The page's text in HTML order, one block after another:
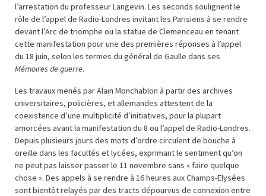
l’arrestation du professeur Langevin. Les seconds soulignent le
rôle de l’appel de Radio-Londres invitant les Parisiens à se rendre
devant l’Arc de triomphe ou la statue de Clemenceau en tenant
cette manifestation pour une des premières réponses à l’appel
du 18 juin, selon les termes du général de Gaulle dans ses
Mémoires de guerre.
Les travaux menés par Alain Monchablon à partir des archives
universitaires, policières, et allemandes attestent de la
coexistence d’une multiplicité d’initiatives, pour la plupart
amorcées avant la manifestation du 8 ou l’appel de Radio-Londres.
Depuis plusieurs jours des mots d’ordre circulent de bouche à
oreille dans les facultés et lycées, exprimant le sentiment qu’on
ne peut pas laisser passer le 11 novembre sans « faire quelque
chose ». Des appels à se rendre à 16 heures aux Champs-Elysées
sont bientôt relayés par des tracts dépourvus de connexion entre